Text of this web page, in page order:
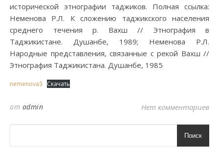
исторической этнографии таджиков. Полная ссылка:
Неменова Р.Л. К сложению таджикского населения
среднего течения р. Вахш // Этнография в
Таджикистане. Душанбе, 1989; Неменова Р.Л.
Народные представления, связанные с рекой Вахш //
Этнография Таджикистана. Душанбе, 1985
nemenova3 Скачать
от admin Нет комментариев
Поиск